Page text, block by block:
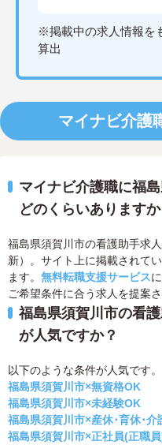
※掲載中の求人情報を
算出
マイナビ介護
マイナビ介護職に福
どのくらいありますか
福島県須賀川市の看護助手求
新）。サイト上に掲載されて
ます。 無料転職支援サービス
ご希望条件に合う求人を提案
福島県須賀川市の看
が人気ですか？
以下のような条件が人気です。
福島県須賀川市×無資格OK
福島県須賀川市×未経験OK
福島県須賀川市×産休･育休･介
福島県須賀川市×正社員(正職